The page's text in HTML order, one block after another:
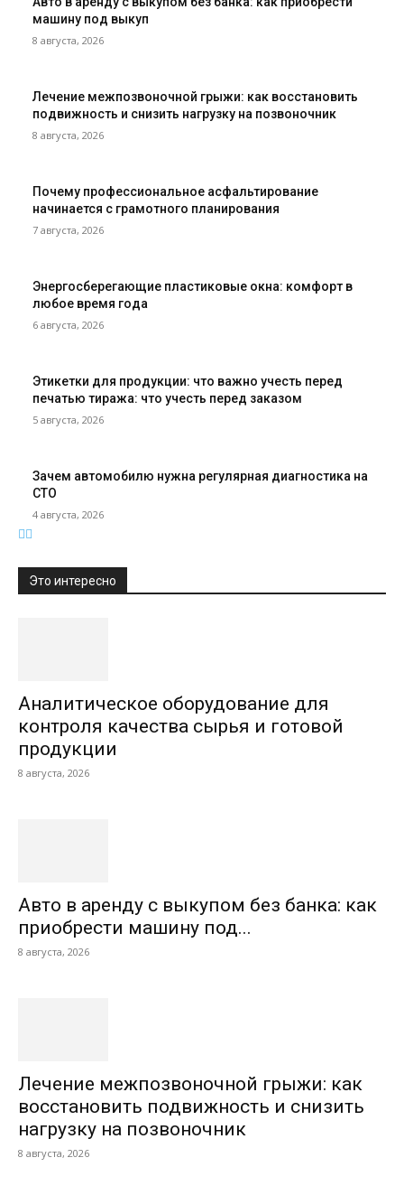
машину под выкуп
8 августа, 2026
Лечение межпозвоночной грыжи: как восстановить
подвижность и снизить нагрузку на позвоночник
8 августа, 2026
Почему профессиональное асфальтирование
начинается с грамотного планирования
7 августа, 2026
Энергосберегающие пластиковые окна: комфорт в
любое время года
6 августа, 2026
Этикетки для продукции: что важно учесть перед
печатью тиража: что учесть перед заказом
5 августа, 2026
Зачем автомобилю нужна регулярная диагностика на
СТО
4 августа, 2026
Это интересно
Аналитическое оборудование для
контроля качества сырья и готовой
продукции
8 августа, 2026
Авто в аренду с выкупом без банка: как
приобрести машину под...
8 августа, 2026
Лечение межпозвоночной грыжи: как
восстановить подвижность и снизить
нагрузку на позвоночник
8 августа, 2026